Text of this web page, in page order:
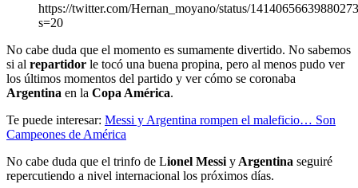
https://twitter.com/Hernan_moyano/status/
s=20
No cabe duda que el momento es sumamente divertido. No sabemos
si al repartidor le tocó una buena propina, pero al menos pudo ver
los últimos momentos del partido y ver cómo se coronaba
Argentina en la Copa América.
Te puede interesar: Messi y Argentina rompen el maleficio… Son
Campeones de América
No cabe duda que el trinfo de Lionel Messi y Argentina seguiré
repercutiendo a nivel internacional los próximos días.